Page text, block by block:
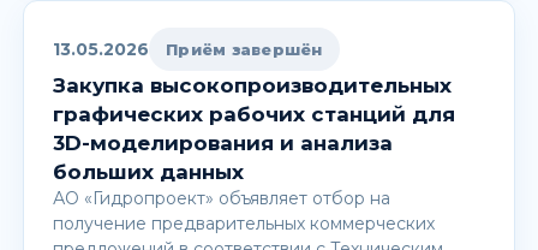
13.05.2026 Приём завершён
Закупка высокопроизводительных
графических рабочих станций для
3D-моделирования и анализа
больших данных
АО «Гидропроект» объявляет отбор на
получение предварительных коммерческих